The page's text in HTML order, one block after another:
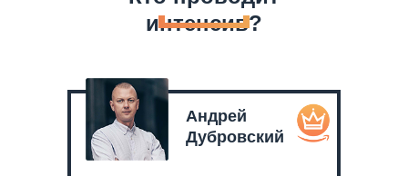
интенсив?
Андрей
Дубровский